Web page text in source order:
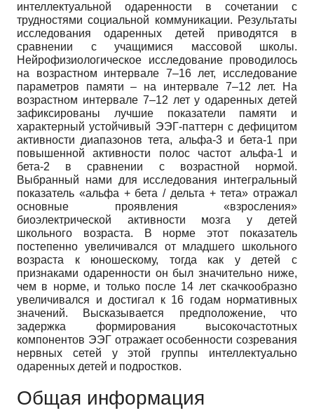
интеллектуальной одаренности в сочетании с
трудностями социальной коммуникации. Результаты
исследования одаренных детей приводятся в
сравнении с учащимися массовой школы.
Нейрофизиологическое исследование проводилось
на возрастном интервале 7–16 лет, исследование
параметров памяти – на интервале 7–12 лет. На
возрастном интервале 7–12 лет у одаренных детей
зафиксированы лучшие показатели памяти и
характерный устойчивый ЭЭГ-паттерн с дефицитом
активности диапазонов тета, альфа-3 и бета-1 при
повышенной активности полос частот альфа-1 и
бета-2 в сравнении с возрастной нормой.
Выбранный нами для исследования интегральный
показатель «альфа + бета / дельта + тета» отражал
основные проявления «взросления»
биоэлектрической активности мозга у детей
школьного возраста. В норме этот показатель
постепенно увеличивался от младшего школьного
возраста к юношескому, тогда как у детей с
признаками одаренности он был значительно ниже,
чем в норме, и только после 14 лет скачкообразно
увеличивался и достигал к 16 годам нормативных
значений. Высказывается предположение, что
задержка формирования высокочастотных
компонентов ЭЭГ отражает особенности созревания
нервных сетей у этой группы интеллектуально
одаренных детей и подростков.
Общая информация